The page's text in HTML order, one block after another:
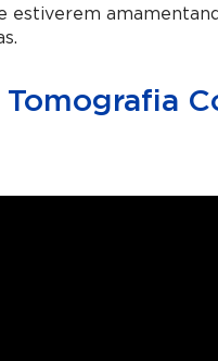
estiverem